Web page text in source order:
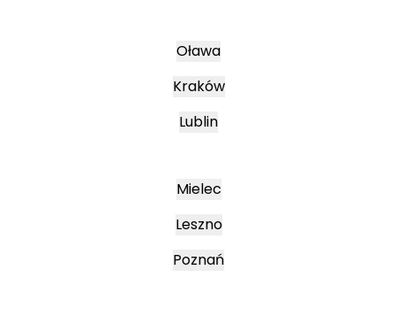
Oława
Kraków
Lublin
Mielec
Leszno
Poznań